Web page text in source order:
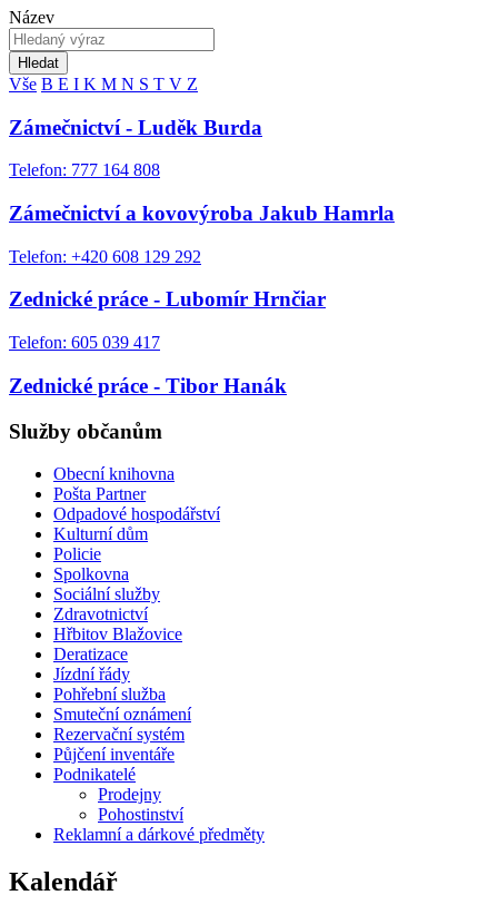
Název
Hledat
Vše B E I K M N S T V Z
Zámečnictví - Luděk Burda
Telefon: 777 164 808
Zámečnictví a kovovýroba Jakub Hamrla
Telefon: +420 608 129 292
Zednické práce - Lubomír Hrnčiar
Telefon: 605 039 417
Zednické práce - Tibor Hanák
Služby občanům
Obecní knihovna
Pošta Partner
Odpadové hospodářství
Kulturní dům
Policie
Spolkovna
Sociální služby
Zdravotnictví
Hřbitov Blažovice
Deratizace
Jízdní řády
Pohřební služba
Smuteční oznámení
Rezervační systém
Půjčení inventáře
Podnikatelé
Prodejny
Pohostinství
Reklamní a dárkové předměty
Kalendář